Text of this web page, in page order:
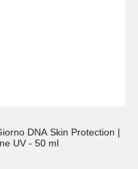
DNA Skin Protection |
UV - 50 ml